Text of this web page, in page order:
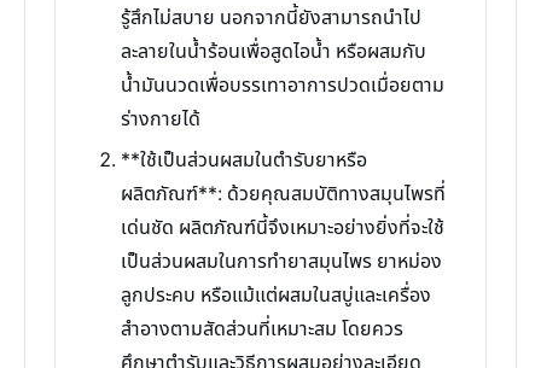
รู้สึกไม่สบาย นอกจากนี้ยังสามารถนำไป
ละลายในน้ำร้อนเพื่อสูดไอน้ำ หรือผสมกับ
น้ำมันนวดเพื่อบรรเทาอาการปวดเมื่อยตาม
ร่างกายได้
**ใช้เป็นส่วนผสมในตำรับยาหรือ
ผลิตภัณฑ์**: ด้วยคุณสมบัติทางสมุนไพรที่
เด่นชัด ผลิตภัณฑ์นี้จึงเหมาะอย่างยิ่งที่จะใช้
เป็นส่วนผสมในการทำยาสมุนไพร ยาหม่อง
ลูกประคบ หรือแม้แต่ผสมในสบู่และเครื่อง
สำอางตามสัดส่วนที่เหมาะสม โดยควร